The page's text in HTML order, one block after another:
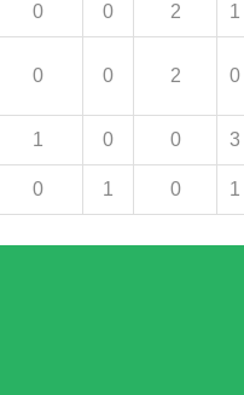
0 0 2 1
0 0 2 0
1 0 0 3
0 1 0 1